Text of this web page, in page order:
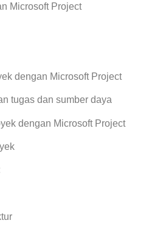
Microsoft Project
dengan Microsoft Project
tugas dan sumber daya
dengan Microsoft Project